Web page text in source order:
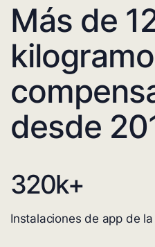
Más de
desde
320k+
Instalaciones de app de